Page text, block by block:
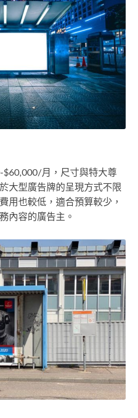
$60,000/月，尺寸與特大尊
大型廣告牌的呈現方式不限
用也較低，適合預算較少，
內容的廣告主。